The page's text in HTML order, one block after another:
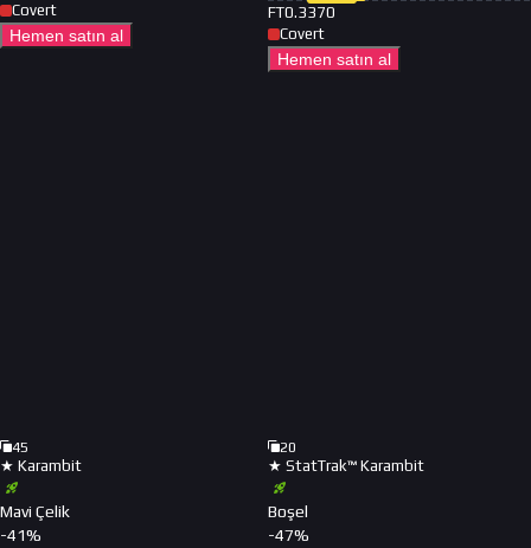
Covert
Hemen satın al
FT0.3370
Covert
Hemen satın al
45
★ Karambit
Mavi Çelik
-41%
20
★ StatTrak™ Karambit
Boşel
-47%